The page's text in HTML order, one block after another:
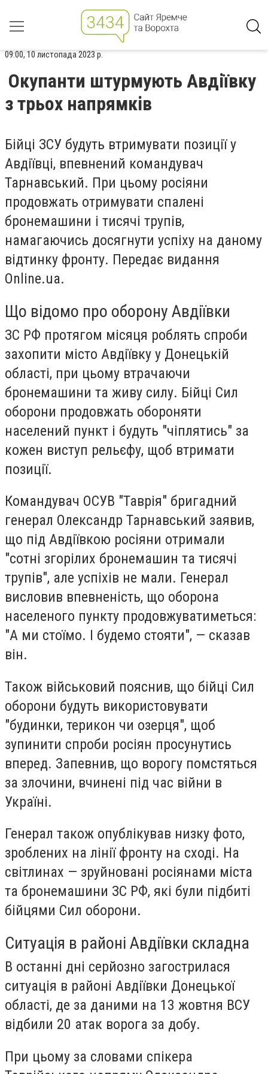
09:00, 10 листопада 2023 р.
Окупанти штурмують Авдіївку
з трьох напрямків
Бійці ЗСУ будуть втримувати позиції у
Авдіївці, впевнений командувач
Тарнавський. При цьому росіяни
продовжать отримувати спалені
бронемашини і тисячі трупів,
намагаючись досягнути успіху на даному
відтинку фронту. Передає видання
Online.ua.
Що відомо про оборону Авдіївки
ЗС РФ протягом місяця роблять спроби
захопити місто Авдіївку у Донецькій
області, при цьому втрачаючи
бронемашини та живу силу. Бійці Сил
оборони продовжать обороняти
населений пункт і будуть "чіплятись" за
кожен виступ рельєфу, щоб втримати
позиції.
Командувач ОСУВ "Таврія" бригадний
генерал Олександр Тарнавський заявив,
що під Авдіївкою росіяни отримали
"сотні згорілих бронемашин та тисячі
трупів", але успіхів не мали. Генерал
висловив впевненість, що оборона
населеного пункту продовжуватиметься:
"А ми стоїмо. І будемо стояти", — сказав
він.
Також військовий пояснив, що бійці Сил
оборони будуть використовувати
"будинки, терикон чи озерця", щоб
зупинити спроби росіян просунутись
вперед. Запевнив, що ворогу помстяться
за злочини, вчинені під час війни в
Україні.
Генерал також опублікував низку фото,
зроблених на лінії фронту на сході. На
світлинах — зруйновані росіянами міста
та бронемашини ЗС РФ, які були підбиті
бійцями Сил оборони.
Ситуація в районі Авдіївки складна
В останні дні серйозно загострилася
ситуація в районі Авдіївки Донецької
області, де за даними на 13 жовтня ВСУ
відбили 20 атак ворога за добу.
При цьому за словами спікера